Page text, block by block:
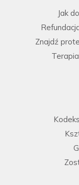
Jak
Znajdź